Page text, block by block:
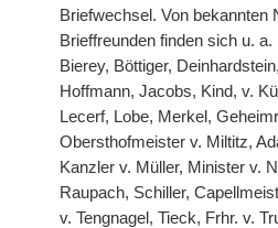
Briefwechsel. Von bekannten
Brieffreunden finden sich u.
Bierey, Böttiger,
Hoffmann, Jacobs, Kind, v.
Lecerf, Lobe, Merkel,
Obersthofmeister v. Miltitz,
Kanzler v. Müller, Minister v.
Raupach, Schiller,
v. Tengnagel, Tieck, Frhr. v.